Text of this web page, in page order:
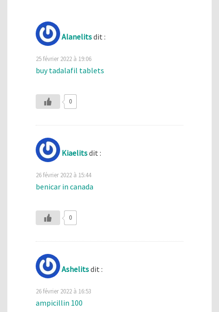
Alanelitsdit :
25 février 2022 à 19:06
buy tadalafil tablets
0
Kiaelitsdit :
26 février 2022 à 15:44
benicar in canada
0
Ashelitsdit :
26 février 2022 à 16:53
ampicillin 100